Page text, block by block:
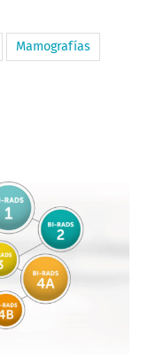
Mamografías